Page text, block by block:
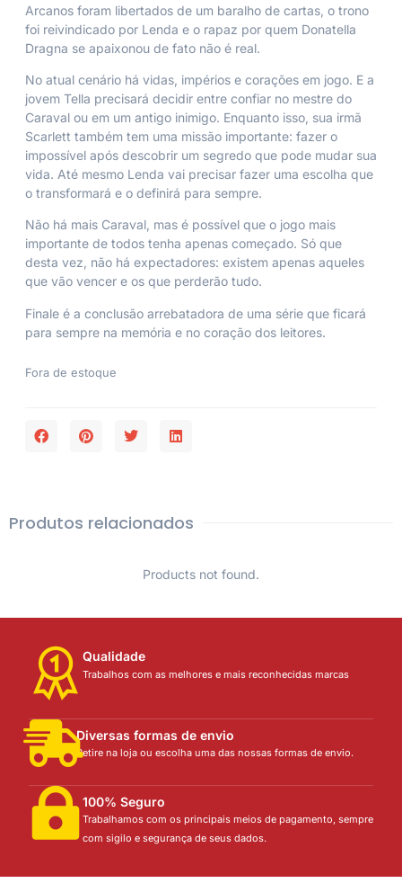
Arcanos foram libertados de um baralho de cartas, o trono
foi reivindicado por Lenda e o rapaz por quem Donatella
Dragna se apaixonou de fato não é real.
No atual cenário há vidas, impérios e corações em jogo. E a
jovem Tella precisará decidir entre confiar no mestre do
Caraval ou em um antigo inimigo. Enquanto isso, sua irmã
Scarlett também tem uma missão importante: fazer o
impossível após descobrir um segredo que pode mudar sua
vida. Até mesmo Lenda vai precisar fazer uma escolha que
o transformará e o definirá para sempre.
Não há mais Caraval, mas é possível que o jogo mais
importante de todos tenha apenas começado. Só que
desta vez, não há expectadores: existem apenas aqueles
que vão vencer e os que perderão tudo.
Finale é a conclusão arrebatadora de uma série que ficará
para sempre na memória e no coração dos leitores.
Fora de estoque
Produtos relacionados
Products not found.
Qualidade
Trabalhos com as melhores e mais reconhecidas marcas
Diversas formas de envio
Retire na loja ou escolha uma das nossas formas de envio.
100% Seguro
Trabalhamos com os principais meios de pagamento, sempre
com sigilo e segurança de seus dados.